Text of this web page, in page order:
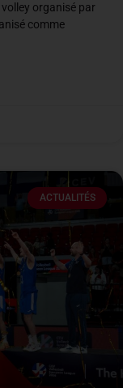
organisé par
comme
ACTUALITÉS